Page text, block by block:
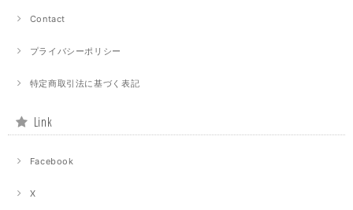
Contact
プライバシーポリシー
特定商取引法に基づく表記
Link
Facebook
X